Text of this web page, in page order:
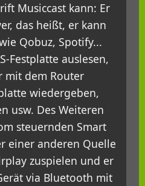
Musiccast kann: Er
das heißt, er kann
Qobuz, Spotify...
Festplatte auslesen,
mit dem Router
wiedergeben,
usw. Des Weiteren
steuernden Smart
einer anderen Quelle
zuspielen und er
via Bluetooth mit